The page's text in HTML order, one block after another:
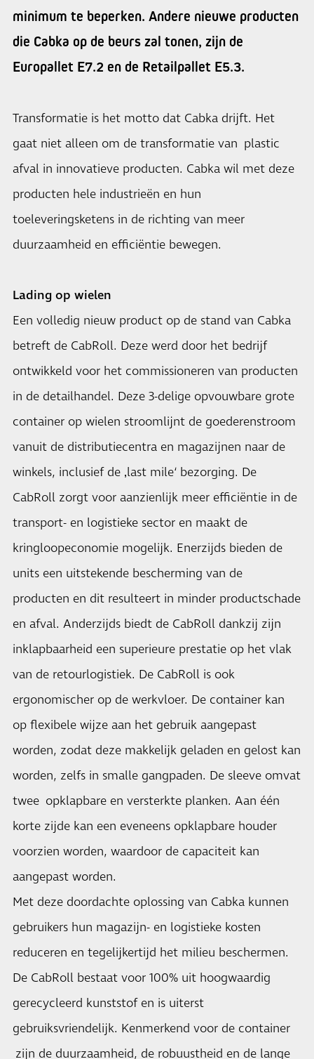
minimum te beperken. Andere nieuwe producten
die Cabka op de beurs zal tonen, zijn de
Europallet E7.2 en de Retailpallet E5.3.
Transformatie is het motto dat Cabka drijft. Het
gaat niet alleen om de transformatie van plastic
afval in innovatieve producten. Cabka wil met deze
producten hele industrieën en hun
toeleveringsketens in de richting van meer
duurzaamheid en efficiëntie bewegen.
Lading op wielen
Een volledig nieuw product op de stand van Cabka
betreft de CabRoll. Deze werd door het bedrijf
ontwikkeld voor het commissioneren van producten
in de detailhandel. Deze 3-delige opvouwbare grote
container op wielen stroomlijnt de goederenstroom
vanuit de distributiecentra en magazijnen naar de
winkels, inclusief de ‚last mile‘ bezorging. De
CabRoll zorgt voor aanzienlijk meer efficiëntie in de
transport- en logistieke sector en maakt de
kringloopeconomie mogelijk. Enerzijds bieden de
units een uitstekende bescherming van de
producten en dit resulteert in minder productschade
en afval. Anderzijds biedt de CabRoll dankzij zijn
inklapbaarheid een superieure prestatie op het vlak
van de retourlogistiek. De CabRoll is ook
ergonomischer op de werkvloer. De container kan
op flexibele wijze aan het gebruik aangepast
worden, zodat deze makkelijk geladen en gelost kan
worden, zelfs in smalle gangpaden. De sleeve omvat
twee opklapbare en versterkte planken. Aan één
korte zijde kan een eveneens opklapbare houder
voorzien worden, waardoor de capaciteit kan
aangepast worden.
Met deze doordachte oplossing van Cabka kunnen
gebruikers hun magazijn- en logistieke kosten
reduceren en tegelijkertijd het milieu beschermen.
De CabRoll bestaat voor 100% uit hoogwaardig
gerecycleerd kunststof en is uiterst
gebruiksvriendelijk. Kenmerkend voor de container
zijn de duurzaamheid, de robuustheid en de lange